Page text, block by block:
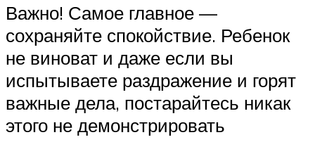
Важно! Самое главное —
сохраняйте спокойствие. Ребенок
не виноват и даже если вы
испытываете раздражение и горят
важные дела, постарайтесь никак
этого не демонстрировать